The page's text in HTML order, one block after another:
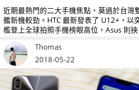
近期最熱門的二大手機焦點，莫過於台灣
艦新機較勁。HTC 最新發表了 U12+，以
檻登上全球拍照手機榜眼高位，Asus 則
ZenFone 5Z，規格配備更上層樓。二大
選擇誰？
Thomas
2018-05-22